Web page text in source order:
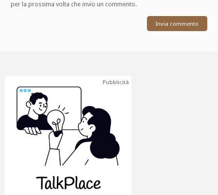
per la prossima volta che invio un commento.
Pubblicità